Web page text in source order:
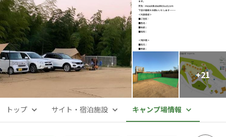
+21
トップ サイト・宿泊施設 キャンプ場情報